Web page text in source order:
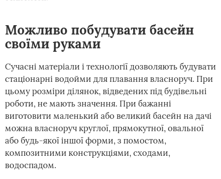
Можливо побудувати басейн
своїми руками
Сучасні матеріали і технології дозволяють будувати
стаціонарні водойми для плавання власноруч. При
цьому розміри ділянок, відведених під будівельні
роботи, не мають значення. При бажанні
виготовити маленький або великий басейн на дачі
можна власноруч круглої, прямокутної, овальної
або будь-якої іншої форми, з помостом,
композитними конструкціями, сходами,
водоспадом.